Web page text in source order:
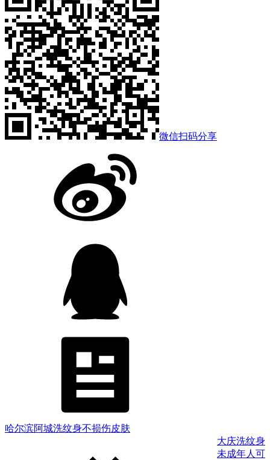
微信扫码分享
哈尔滨阿城洗纹身不损伤皮肤
大庆洗纹身
未成年人可